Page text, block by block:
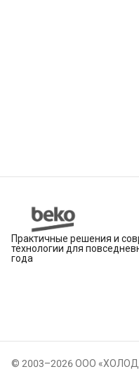
Практичные решения и
технологии для
года
© 2003–2026 ООО